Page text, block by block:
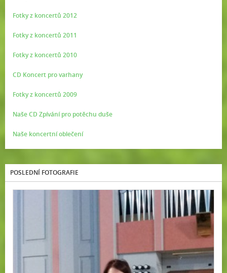
Fotky z koncertů 2012
Fotky z koncertů 2011
Fotky z koncertů 2010
CD Koncert pro varhany
Fotky z koncertů 2009
Naše CD Zpívání pro potěchu duše
Naše koncertní oblečení
POSLEDNÍ FOTOGRAFIE